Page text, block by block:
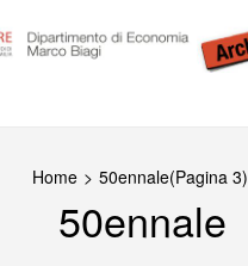
Home > 50ennale(Pagina 3)
50ennale